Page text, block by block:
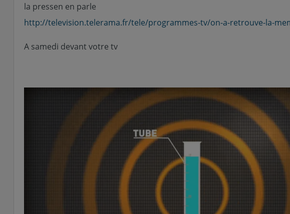
Filtre eau robinet - dynamiseur d'eau -
Filtre eau robinet - dynamiseur d'eau -
la pressen en parle
http://television.telerama.fr/tele/programmes-tv/on-a-retrouve-la-
A samedi devant votre tv